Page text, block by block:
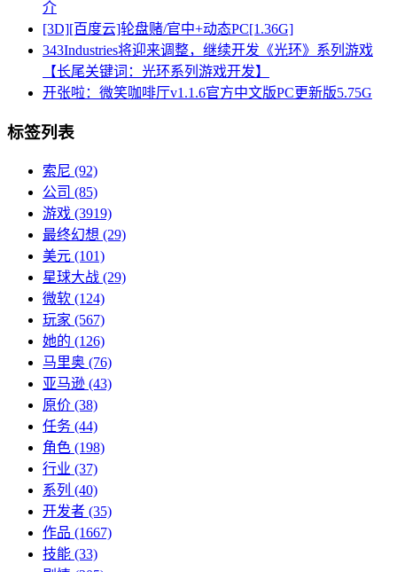
介
[3D][百度云]轮盘赌/官中+动态PC[1.36G]
343Industries将迎来调整，继续开发《光环》系列游戏
【长尾关键词：光环系列游戏开发】
开张啦：微笑咖啡厅v1.1.6官方中文版PC更新版5.75G
标签列表
索尼 (92)
公司 (85)
游戏 (3919)
最终幻想 (29)
美元 (101)
星球大战 (29)
微软 (124)
玩家 (567)
她的 (126)
马里奥 (76)
亚马逊 (43)
原价 (38)
任务 (44)
角色 (198)
行业 (37)
系列 (40)
开发者 (35)
作品 (1667)
技能 (33)